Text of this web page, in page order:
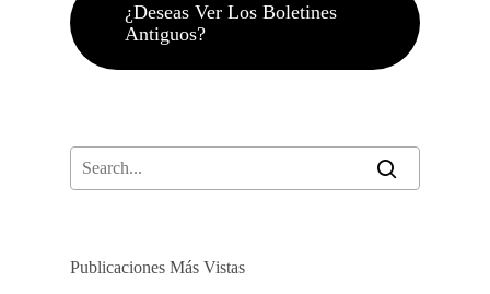
¿Deseas Ver Los Boletines
Antiguos?
Publicaciones Más Vistas